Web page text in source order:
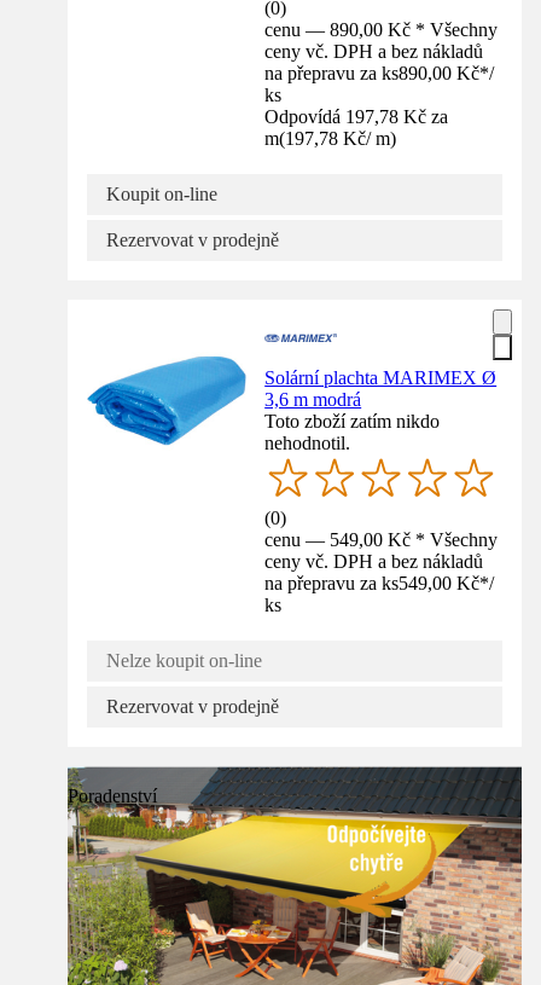
(0)
cenu — 890,00 Kč * Všechny
ceny vč. DPH a bez nákladů
na přepravu za ks890,00 Kč*/
ks
Odpovídá 197,78 Kč za
m(197,78 Kč/ m)
Koupit on-line
Rezervovat v prodejně
Solární plachta MARIMEX Ø
3,6 m modrá
Toto zboží zatím nikdo
nehodnotil.
(0)
cenu — 549,00 Kč * Všechny
ceny vč. DPH a bez nákladů
na přepravu za ks549,00 Kč*/
ks
Nelze koupit on-line
Rezervovat v prodejně
Poradenství